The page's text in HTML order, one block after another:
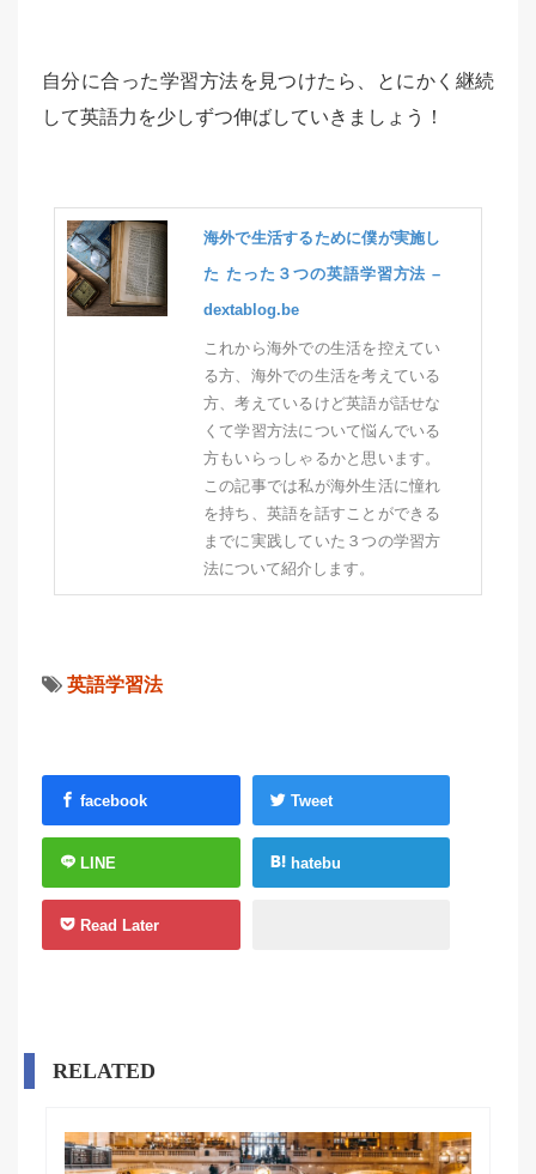
自分に合った学習方法を見つけたら、とにかく継続
して英語力を少しずつ伸ばしていきましょう！
海外で生活するために僕が実施し
た たった３つの英語学習方法 –
dextablog.be
これから海外での生活を控えてい
る方、海外での生活を考えている
方、考えているけど英語が話せな
くて学習方法について悩んでいる
方もいらっしゃるかと思います。
この記事では私が海外生活に憧れ
を持ち、英語を話すことができる
までに実践していた３つの学習方
法について紹介します。
英語学習法
facebook Tweet
LINE hatebu
Read Later
RELATED